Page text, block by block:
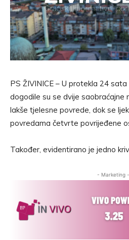
PS ŽIVINICE – U protekla 24 sata
dogodile su se dvije saobraćajne
lakše tjelesne povrede, dok se
povredama četvrte povrijeđene
Također, evidentirano je jedno
- Marketing -